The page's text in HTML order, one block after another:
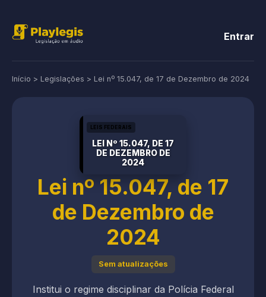
Entrar
Início > Legislações > Lei nº 15.047, de 17 de Dezembro de 2024
LEIS FEDERAIS
LEI Nº 15.047, DE 17
DE DEZEMBRO DE
2024
Lei nº 15.047, de 17
de Dezembro de
2024
Sem atualizações
Institui o regime disciplinar da Polícia Federal